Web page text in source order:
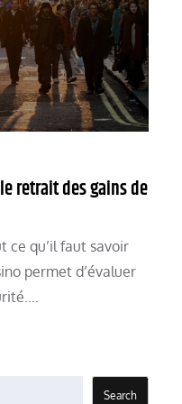
retrait des gains de
ce qu’il faut savoir
permet d’évaluer
Search